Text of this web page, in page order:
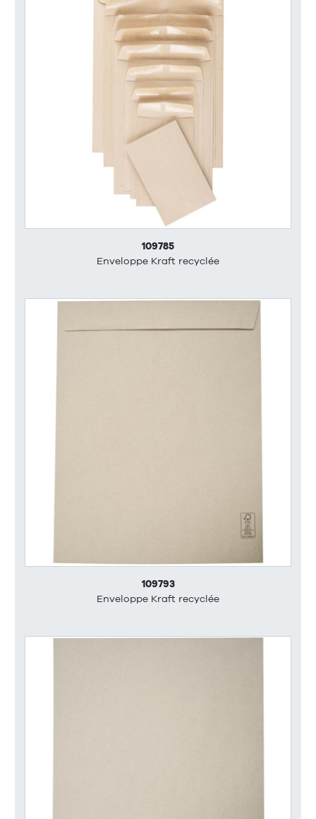
109785
Enveloppe Kraft recyclée
109793
Enveloppe Kraft recyclée